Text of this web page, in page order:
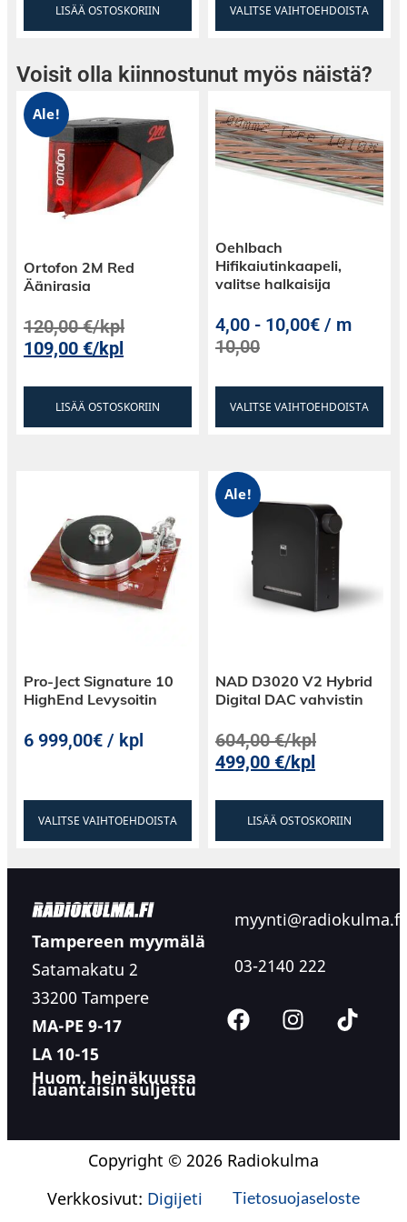
LISÄÄ OSTOSKORIIN VALITSE VAIHTOEHDOISTA
Voisit olla kiinnostunut myös näistä?
Ale!
Ortofon 2M Red
Äänirasia
120,00€/kpl
109,00€/kpl
LISÄÄ OSTOSKORIIN
Oehlbach
Hifikaiutinkaapeli,
valitse halkaisija
4,00 - 10,00€ / m
10,00
VALITSE VAIHTOEHDOISTA
Pro-Ject Signature 10
HighEnd Levysoitin
6 999,00€ / kpl
VALITSE VAIHTOEHDOISTA
Ale!
NAD D3020 V2 Hybrid
Digital DAC vahvistin
604,00€/kpl
499,00€/kpl
LISÄÄ OSTOSKORIIN
Tampereen myymälä
Satamakatu 2
33200 Tampere
MA-PE 9-17
LA 10-15
Huom. heinäkuussa
lauantaisin suljettu
myynti@radiokulma.fi
03-2140 222
Copyright © 2026 Radiokulma
Verkkosivut: Digijeti Tietosuojaseloste